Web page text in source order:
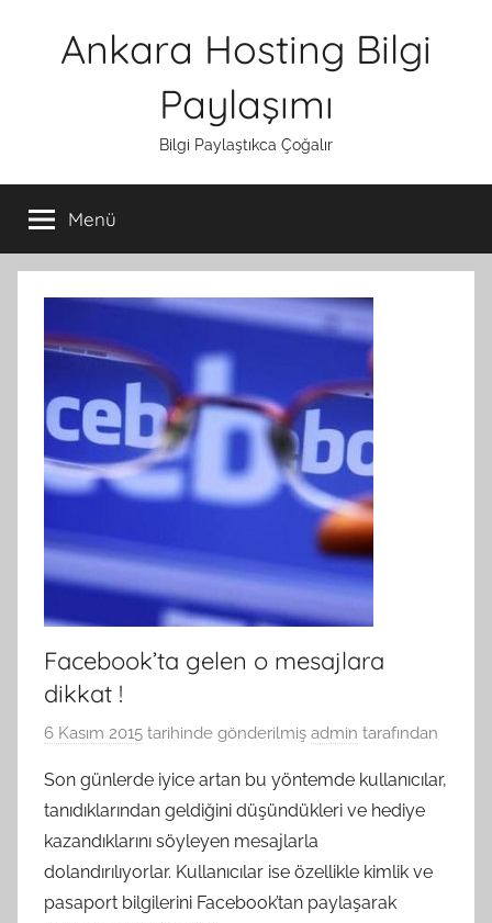
Ankara Hosting Bilgi
Paylaşımı
Bilgi Paylaştıkca Çoğalır
Menü
Facebook’ta gelen o mesajlara
dikkat !
6 Kasım 2015 tarihinde gönderilmiş admin tarafından
Son günlerde iyice artan bu yöntemde kullanıcılar,
tanıdıklarından geldiğini düşündükleri ve hediye
kazandıklarını söyleyen mesajlarla
dolandırılıyorlar. Kullanıcılar ise özellikle kimlik ve
pasaport bilgilerini Facebook’tan paylaşarak